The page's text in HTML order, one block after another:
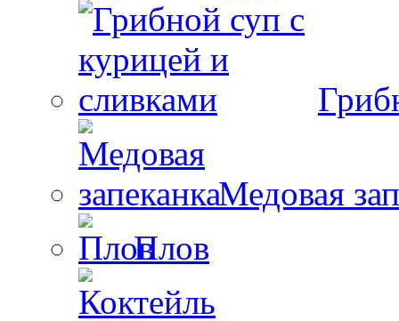
Медовая
Плов